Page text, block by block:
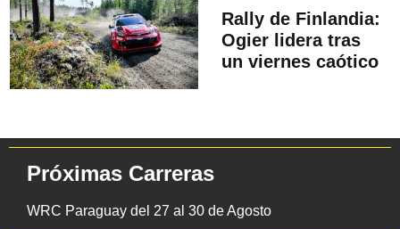
Rally de Finlandia:
Ogier lidera tras
un viernes caótico
Próximas Carreras
WRC Paraguay del 27 al 30 de Agosto